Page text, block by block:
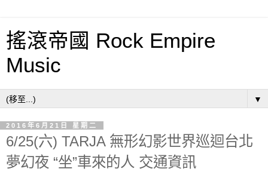
搖滾帝國 Rock Empire
Music
▼
2016年6月21日 星期二
6/25(六) TARJA 無形幻影世界巡迴台北
夢幻夜 “坐”車來的人 交通資訊